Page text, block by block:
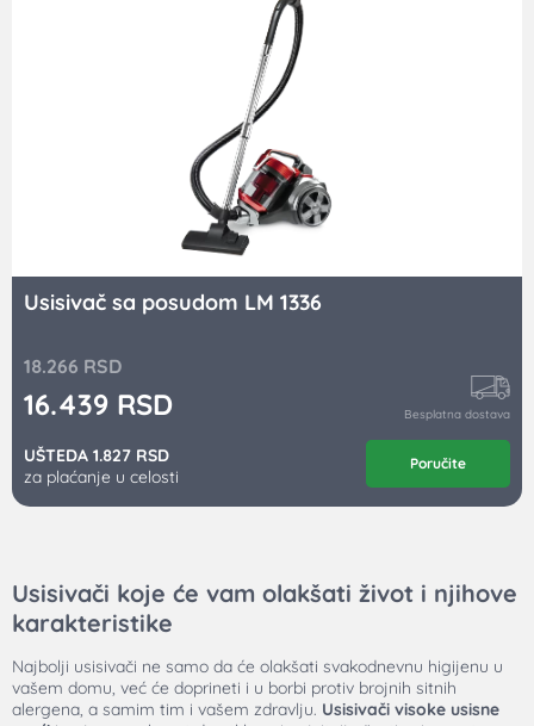
Usisivač sa posudom LM 1336
18.266 RSD
16.439 RSD Besplatna dostava
UŠTEDA 1.827 RSD
za plaćanje u celosti
Poručite
Usisivači koje će vam olakšati život i njihove
karakteristike
Najbolji usisivači ne samo da će olakšati svakodnevnu higijenu u
vašem domu, već će doprineti i u borbi protiv brojnih sitnih
alergena, a samim tim i vašem zdravlju. Usisivači visoke usisne